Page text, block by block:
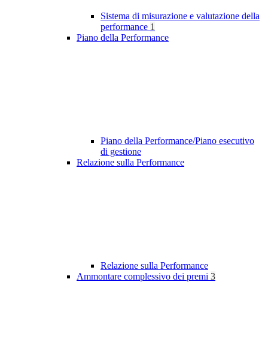
Sistema di misurazione e valutazione della
performance 1
Piano della Performance
Piano della Performance/Piano esecutivo
di gestione
Relazione sulla Performance
Relazione sulla Performance
Ammontare complessivo dei premi 3